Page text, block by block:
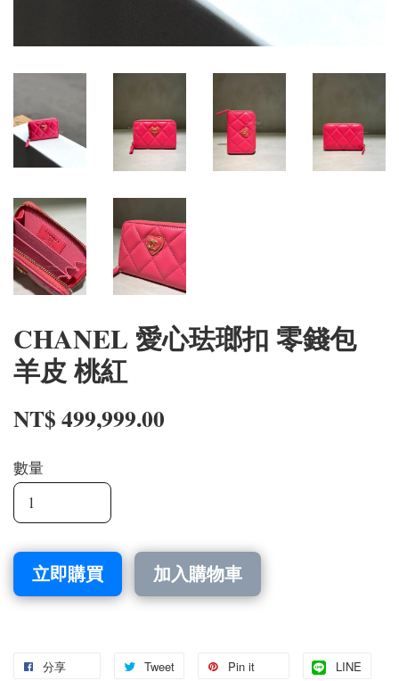
CHANEL 愛心珐瑯扣 零錢包
羊皮 桃紅
NT$ 499,999.00
數量
立即購買 加入購物車
分享 Tweet Pin it LINE